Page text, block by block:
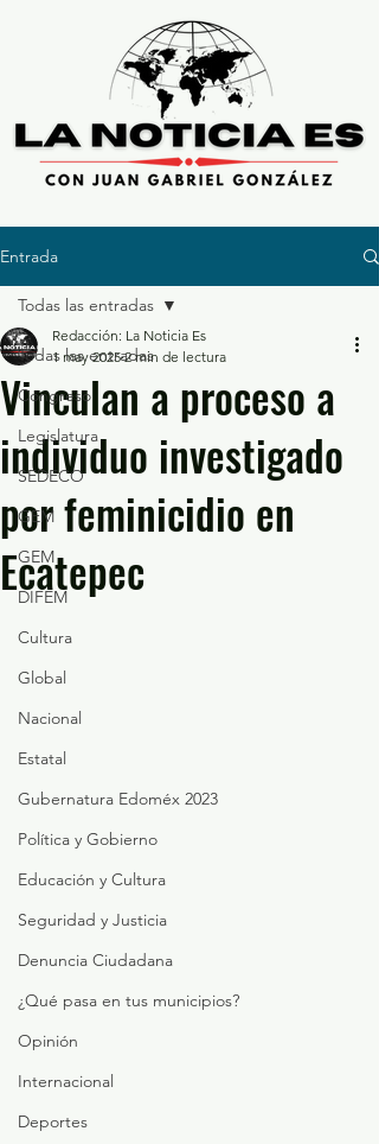
Entrada
Todas las entradas
Congreso
Legislatura
SEDECO
GEM
GEM
DIFEM
Cultura
Global
Nacional
Estatal
Gubernatura Edoméx 2023
Política y Gobierno
Educación y Cultura
Seguridad y Justicia
Denuncia Ciudadana
¿Qué pasa en tus municipios?
Opinión
Internacional
Deportes
Todas las entradas
Vinculan a proceso a
individuo investigado
por feminicidio en
Ecatepec
Redacción: La Noticia Es
1 may 2025 2 min de lectura